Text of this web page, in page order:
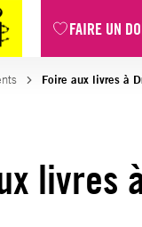
FAIRE UN
Foire aux livres à
livres